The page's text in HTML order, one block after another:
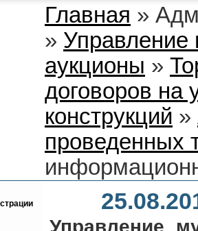
Главная »
» Управление
аукционы »
договоров на
конструкций »
проведенных
Управление